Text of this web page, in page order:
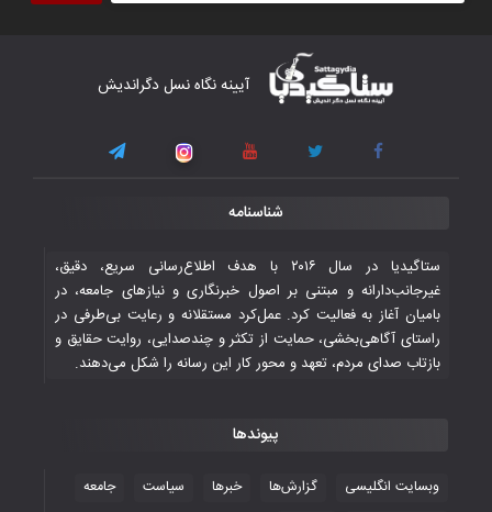
کار دشوار تیم ملی فوتسال افغانستان در
گروه مرگ بازی‌های همبستگی کشورهای
اسلامی
تاریخی ایران
جوانان فوتسالیست کشور با گلباران تایلند به
فینال رفتند
۲۸ October ۲۰۲۵
با شکست چین، فوتسال‌بازان جوان
۲۶ October ۲۰۲۵
آیینه نگاه نسل دگراندیش
شناسنامه
ستاگیدیا در سال ۲۰۱۶ با هدف اطلاع‌رسانی سریع، دقیق،
غیرجانب‌دارانه و مبتنی بر اصول خبرنگاری و نیازهای جامعه، در
بامیان آغاز به فعالیت کرد. عمل‌کرد مستقلانه و رعایت بی‌طرفی در
راستای آگاهی‌بخشی، حمایت از تکثر و چندصدایی، روایت حقایق و
بازتاب صدای مردم، تعهد و محور کار این رسانه را شکل می‌دهند.
پیوندها
وبسایت انگلیسی گزارش‌ها خبرها سیاست جامعه